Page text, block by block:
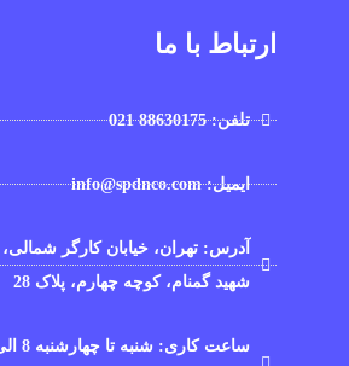
ارتباط با ما
تلفن: 88630175 021
ایمیل: info@spdnco.com
آدرس: تهران، خیابان کارگر شمالی،
شهید گمنام، کوچه چهارم، پلاک 28